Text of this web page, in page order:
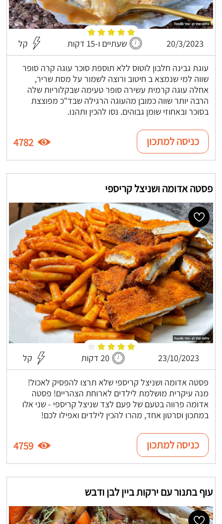
20/3/2023 שעתיים ו-15 דקות קל
עוגת גבינה חלבון לוטוס ללא תוספת סוכר עוגה קרה סופר
שווה למי שנמצא ב חיטוב ורוצה לשמור על מסת שריר,
אחלה עוגה קרמית עשירה סופר טעימה שבקלוריות שלה
הרבה יותר שווה כמובן מהעוגה הרגילה שבד"כ מפוצצת
בסוכר ובאחוזי שומן גבוהים. נסו להכין ותהנו.
כניסה למתכון 4782
פסטה אדומה ושניצל קריספי
23/10/2023 20 דקות קל
פסטה אדומה ושניצל קריספי שלא תרצו להפסיק לאכול!
מנה עיקרית מושלמת לילדים לארוחת הצהריים! פסטה
אדומה פרווה בטעם של פעם לצד שניצל קריספי - שני אלו
במתכון וסרטון אחד, מהרו להכין לילדים ואפילו לכם!
כניסה למתכון 4759
עוף בתנור עם ירקות ביין לבן ודבש